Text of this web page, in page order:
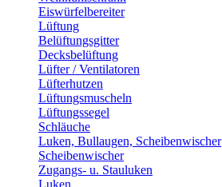
Eiswürfelbereiter
Lüftung
Belüftungsgitter
Decksbelüftung
Lüfter / Ventilatoren
Lüfterhutzen
Lüftungsmuscheln
Lüftungssegel
Schläuche
Luken, Bullaugen, Scheibenwischer
Scheibenwischer
Zugangs- u. Stauluken
Luken